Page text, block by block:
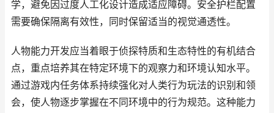
学，避免因过度人工化设计造成适应障碍。安全护栏配置
需要确保隔离有效性，同时保留适当的视觉通透性。
人物能力开发应当着眼于侦探特质和生态特性的有机结合
点，重点培养其在特定环境下的观察力和环境认知水平。
通过游戏内任务体系持续强化对人类行为玩法的识别和领
会，使人物逐步掌握在不同环境中的行为规范。这种能力